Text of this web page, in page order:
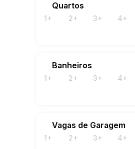
Quartos
1+ 2+ 3+ 4+
Banheiros
1+ 2+ 3+ 4+
Vagas de Garagem
1+ 2+ 3+ 4+